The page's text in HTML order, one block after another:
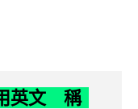
英文 稱